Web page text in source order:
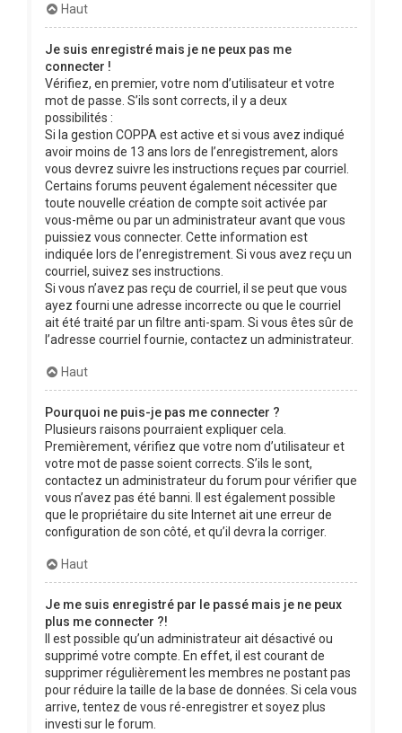
Haut
Je suis enregistré mais je ne peux pas me
connecter !
Vérifiez, en premier, votre nom d’utilisateur et votre
mot de passe. S’ils sont corrects, il y a deux
possibilités :
Si la gestion COPPA est active et si vous avez indiqué
avoir moins de 13 ans lors de l’enregistrement, alors
vous devrez suivre les instructions reçues par courriel.
Certains forums peuvent également nécessiter que
toute nouvelle création de compte soit activée par
vous-même ou par un administrateur avant que vous
puissiez vous connecter. Cette information est
indiquée lors de l’enregistrement. Si vous avez reçu un
courriel, suivez ses instructions.
Si vous n’avez pas reçu de courriel, il se peut que vous
ayez fourni une adresse incorrecte ou que le courriel
ait été traité par un filtre anti-spam. Si vous êtes sûr de
l’adresse courriel fournie, contactez un administrateur.
Haut
Pourquoi ne puis-je pas me connecter ?
Plusieurs raisons pourraient expliquer cela.
Premièrement, vérifiez que votre nom d’utilisateur et
votre mot de passe soient corrects. S’ils le sont,
contactez un administrateur du forum pour vérifier que
vous n’avez pas été banni. Il est également possible
que le propriétaire du site Internet ait une erreur de
configuration de son côté, et qu’il devra la corriger.
Haut
Je me suis enregistré par le passé mais je ne peux
plus me connecter ?!
Il est possible qu’un administrateur ait désactivé ou
supprimé votre compte. En effet, il est courant de
supprimer régulièrement les membres ne postant pas
pour réduire la taille de la base de données. Si cela vous
arrive, tentez de vous ré-enregistrer et soyez plus
investi sur le forum.